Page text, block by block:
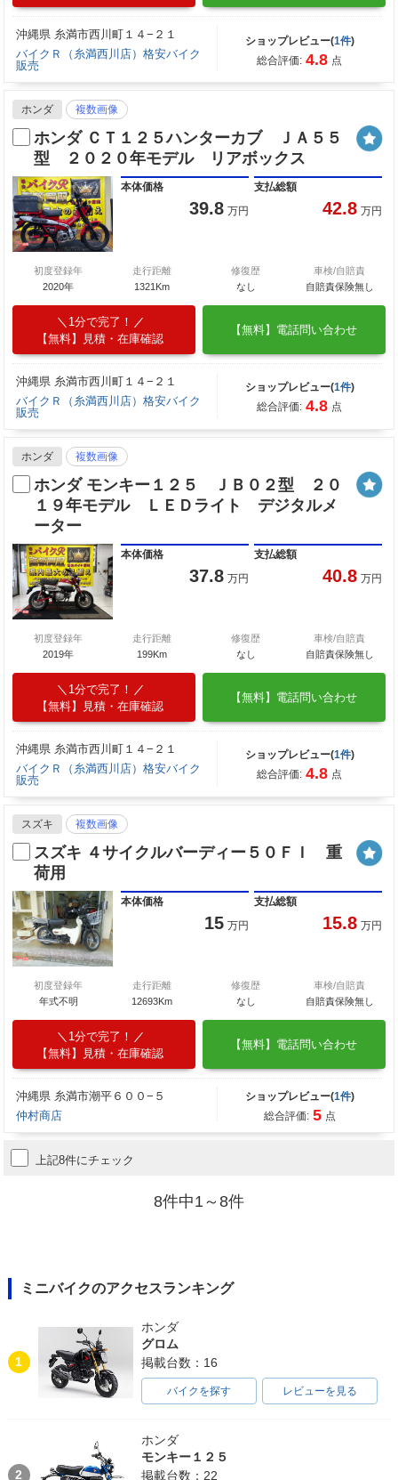
沖縄県 糸満市西川町１４−２１
バイクＲ（糸満西川店）格安バイク
販売
ショップレビュー(1件)
総合評価: 4.8 点
ホンダ 複数画像
ホンダ ＣＴ１２５ハンターカブ ＪＡ５５
型 ２０２０年モデル リアボックス
本体価格
39.8 万円
支払総額
42.8 万円
初度登録年
2020年
走行距離
1321Km
修復歴
なし
車検/自賠責
自賠責保険無し
1分で完了！
【無料】見積・在庫確認
【無料】電話問い合わせ
沖縄県 糸満市西川町１４−２１
バイクＲ（糸満西川店）格安バイク
販売
ショップレビュー(1件)
総合評価: 4.8 点
ホンダ 複数画像
ホンダ モンキー１２５ ＪＢ０２型 ２０
１９年モデル ＬＥＤライト デジタルメ
ーター
本体価格
37.8 万円
支払総額
40.8 万円
初度登録年
2019年
走行距離
199Km
修復歴
なし
車検/自賠責
自賠責保険無し
1分で完了！
【無料】見積・在庫確認
【無料】電話問い合わせ
沖縄県 糸満市西川町１４−２１
バイクＲ（糸満西川店）格安バイク
販売
ショップレビュー(1件)
総合評価: 4.8 点
スズキ 複数画像
スズキ ４サイクルバーディー５０ＦＩ 重
荷用
本体価格
15 万円
支払総額
15.8 万円
初度登録年
年式不明
走行距離
12693Km
修復歴
なし
車検/自賠責
自賠責保険無し
1分で完了！
【無料】見積・在庫確認
【無料】電話問い合わせ
沖縄県 糸満市潮平６００−５
仲村商店
ショップレビュー(1件)
総合評価: 5 点
上記8件にチェック
8件中1～8件
ミニバイクのアクセスランキング
1
ホンダ
グロム
掲載台数：16
バイクを探す レビューを見る
2
ホンダ
モンキー１２５
掲載台数：22